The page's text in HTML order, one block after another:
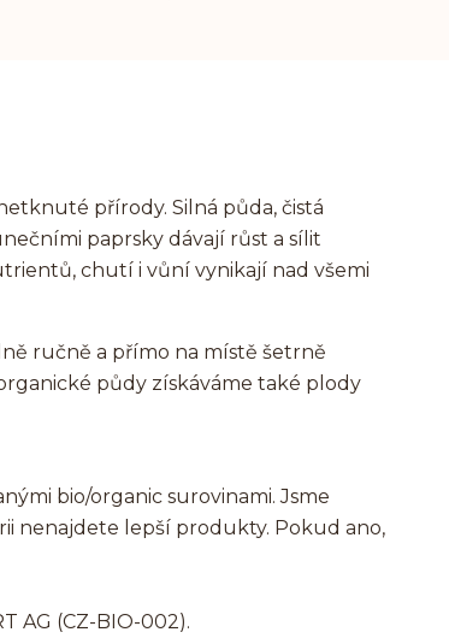
přírody. Silná půda, čistá
paprsky dávají růst a sílit
chutí i vůní vynikají nad všemi
ručně a přímo na místě šetrně
půdy získáváme také plody
bio/organic surovinami. Jsme
nenajdete lepší produkty. Pokud ano,
AG (CZ-BIO-002).